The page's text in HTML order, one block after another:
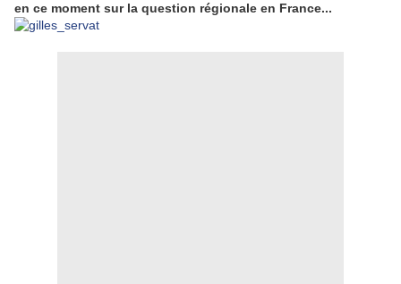
en ce moment sur la question régionale en France...